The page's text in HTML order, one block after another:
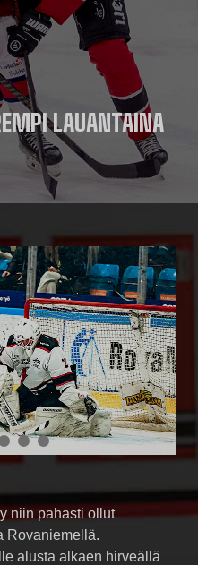
LAUANTAINA
niin pahasti ollut
Rovaniemellä.
alusta alkaen hirveällä